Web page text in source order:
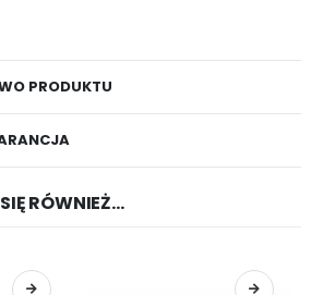
PRODUKTU
RÓWNIEŻ…